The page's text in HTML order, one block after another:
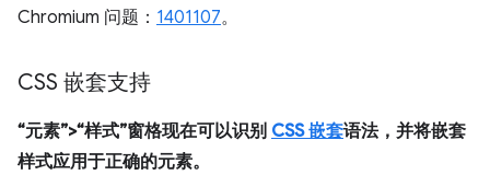
Chromium 问题： 1401107。
CSS 嵌套支持
“元素”>“样式”窗格现在可以识别 CSS 嵌套语法，并将嵌套
样式应用于正确的元素。